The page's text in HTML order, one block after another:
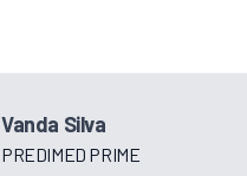
Vanda Silva
PREDIMED PRIME